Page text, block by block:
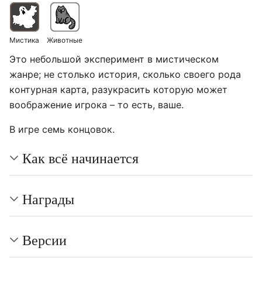
Мистика Животные
Это небольшой эксперимент в мистическом
жанре; не столько история, сколько своего рода
контурная карта, разукрасить которую может
воображение игрока – то есть, ваше.
В игре семь концовок.
Как всё начинается
Награды
Версии